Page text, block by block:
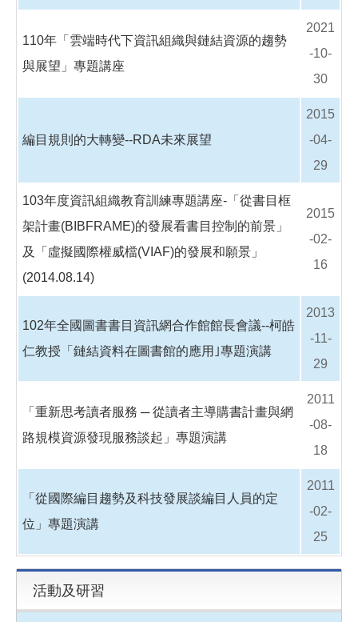
110年「雲端時代下資訊組織與鏈結資源的趨勢
與展望」專題講座
2021
-10-
30
編目規則的大轉變--RDA未來展望
2015
-04-
29
103年度資訊組織教育訓練專題講座-「從書目框
架計畫(BIBFRAME)的發展看書目控制的前景」
及「虛擬國際權威檔(VIAF)的發展和願景」
(2014.08.14)
2015
-02-
16
102年全國圖書書目資訊網合作館館長會議--柯皓
仁教授「鏈結資料在圖書館的應用｣專題演講
2013
-11-
29
「重新思考讀者服務 ─ 從讀者主導購書計畫與網
路規模資源發現服務談起」專題演講
2011
-08-
18
「從國際編目趨勢及科技發展談編目人員的定
位」專題演講
2011
-02-
25
活動及研習